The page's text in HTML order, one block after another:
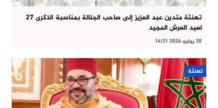
تهنئة متدين عبد العزيز إلى صاحب الجلالة بمناسبة الذكرى 27
لعيد العرش المجيد
30 يوليو 2026 14:31
تهنئة